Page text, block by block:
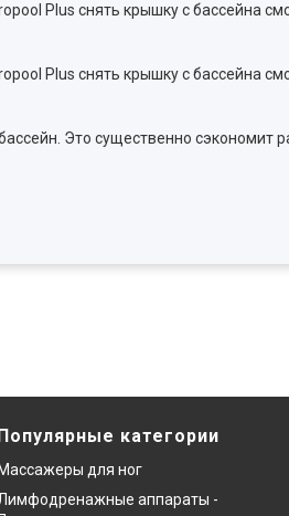
Plus снять крышку с бассейна
Plus снять крышку с бассейна
Это существенно сэкономит
категории
Массажеры для ног
аппараты -